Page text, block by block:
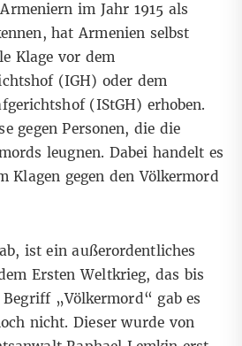
im Jahr 1915 als
hat Armenien selbst
Klage vor dem
(IGH) oder dem
(IStGH) erhoben.
gegen Personen, die die
leugnen. Dabei handelt es
Klagen gegen den Völkermord
ist ein außerordentliches
Ersten Weltkrieg, das bis
Begriff „Völkermord“ gab es
nicht. Dieser wurde von